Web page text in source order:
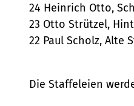
24 Heinrich Otto,
23 Otto Strützel,
22 Paul Scholz, Alte
Die Staffeleien